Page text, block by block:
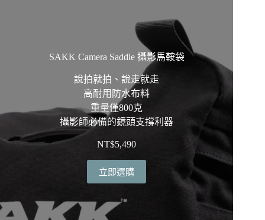
SAKK Camera Saddle 攝影馬鞍袋
說拍就拍、說走就走
高耐用防水布料
重量僅800克
攝影師必備的鏡頭支撐利器
NT$5,490
立即選購